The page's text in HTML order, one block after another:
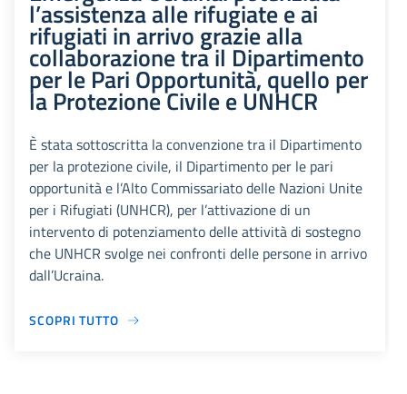
l’assistenza alle rifugiate e ai
rifugiati in arrivo grazie alla
collaborazione tra il Dipartimento
per le Pari Opportunità, quello per
la Protezione Civile e UNHCR
È stata sottoscritta la convenzione tra il Dipartimento
per la protezione civile, il Dipartimento per le pari
opportunità e l’Alto Commissariato delle Nazioni Unite
per i Rifugiati (UNHCR), per l’attivazione di un
intervento di potenziamento delle attività di sostegno
che UNHCR svolge nei confronti delle persone in arrivo
dall’Ucraina.
SCOPRI TUTTO